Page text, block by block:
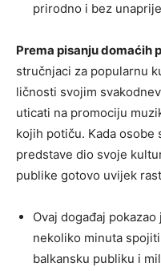
prirodno i bez
Prema pisanju domaćih
stručnjaci za popularnu
ličnosti svojim
uticati na promociju
kojih potiču. Kada osobe
predstave dio svoje
publike gotovo uvijek
Ovaj događaj
nekoliko minuta
balkansku publiku i